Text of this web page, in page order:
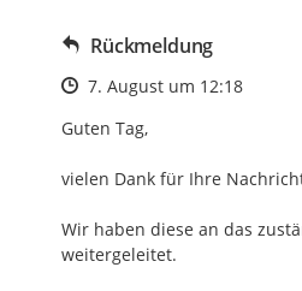
Rückmeldung
Zeitpunkt des Erstellens
7. August um 12:18
Guten Tag,
vielen Dank für Ihre
Wir haben diese an das
weitergeleitet.